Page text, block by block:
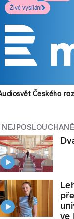
Živé vysílání
Českého
ve